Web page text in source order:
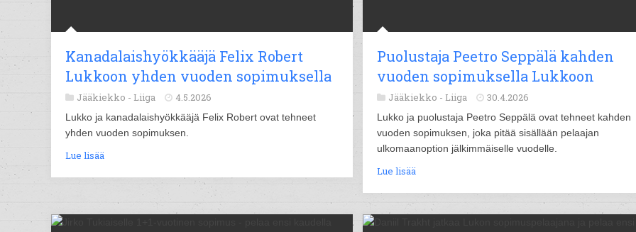
Kanadalaishyökkääjä Felix Robert
Lukkoon yhden vuoden sopimuksella
Jääkiekko - Liiga 4.5.2026
Lukko ja kanadalaishyökkääjä Felix Robert ovat tehneet
yhden vuoden sopimuksen.
Lue lisää
Puolustaja Peetro Seppälä kahden
vuoden sopimuksella Lukkoon
Jääkiekko - Liiga 30.4.2026
Lukko ja puolustaja Peetro Seppälä ovat tehneet kahden
vuoden sopimuksen, joka pitää sisällään pelaajan
ulkomaanoption jälkimmäiselle vuodelle.
Lue lisää